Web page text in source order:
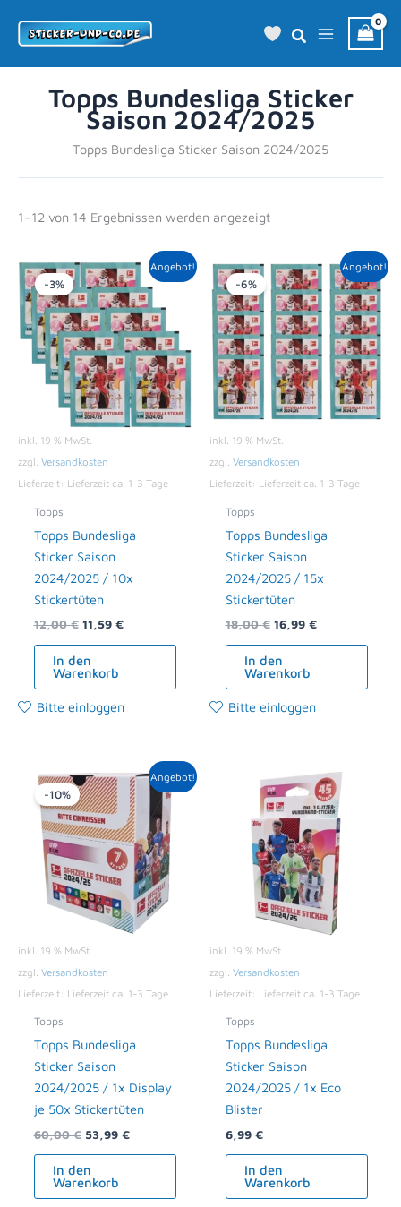
Inhalt
Topps Bundesliga Sticker
Saison 2024/2025
Topps Bundesliga Sticker Saison 2024/2025
1–12 von 14 Ergebnissen werden angezeigt
Angebot!
-3%
inkl. 19 % MwSt.
zzgl. Versandkosten
Lieferzeit: Lieferzeit ca. 1-3 Tage
Topps
Topps Bundesliga
Sticker Saison
2024/2025 / 10x
Stickertüten
12,00€
Ursprünglicher
Preis
war:
12,00 €
11,59 €
Aktueller
Preis
ist:
11,59 €.
In den
Warenkorb
Bitte einloggen
Angebot!
-6%
inkl. 19 % MwSt.
zzgl. Versandkosten
Lieferzeit: Lieferzeit ca. 1-3 Tage
Topps
Topps Bundesliga
Sticker Saison
2024/2025 / 15x
Stickertüten
18,00€
Ursprünglicher
Preis
war:
18,00 €
16,99 €
Aktueller
Preis
ist:
16,99 €.
In den
Warenkorb
Bitte einloggen
Angebot!
-10%
inkl. 19 % MwSt.
zzgl. Versandkosten
Lieferzeit: Lieferzeit ca. 1-3 Tage
Topps
Topps Bundesliga
Sticker Saison
2024/2025 / 1x Display
je 50x Stickertüten
60,00€
Ursprünglicher
Preis
war:
60,00 €
53,99 €
Aktueller
Preis
ist:
53,99 €.
In den
Warenkorb
inkl. 19 % MwSt.
zzgl. Versandkosten
Lieferzeit: Lieferzeit ca. 1-3 Tage
Topps
Topps Bundesliga
Sticker Saison
2024/2025 / 1x Eco
Blister
6,99 €
In den
Warenkorb